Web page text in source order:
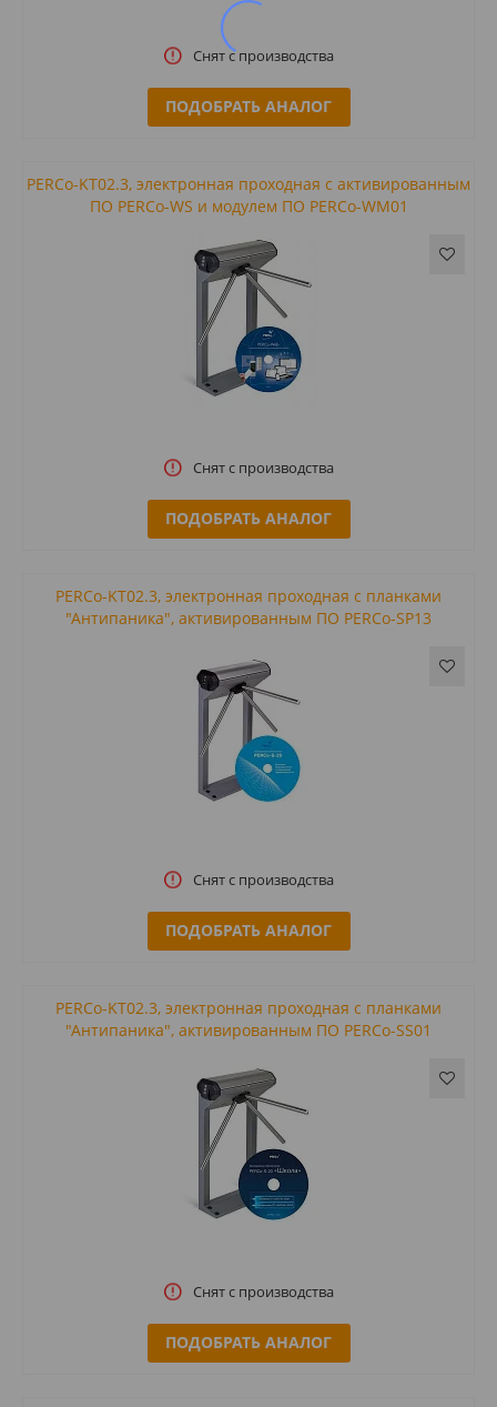
Снят с производства
ПОДОБРАТЬ АНАЛОГ
PERCo-KT02.3, электронная проходная с активированным
ПО PERCo-WS и модулем ПО PERCo-WM01
Снят с производства
ПОДОБРАТЬ АНАЛОГ
PERCo-KT02.3, электронная проходная с планками
"Антипаника", активированным ПО PERCo-SP13
Снят с производства
ПОДОБРАТЬ АНАЛОГ
PERCo-KT02.3, электронная проходная с планками
"Антипаника", активированным ПО PERCo-SS01
Снят с производства
ПОДОБРАТЬ АНАЛОГ